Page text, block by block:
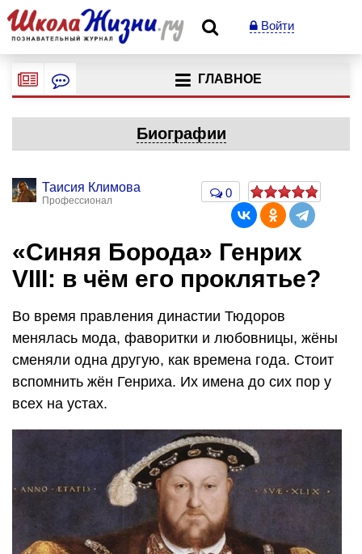
Войти
ГЛАВНОЕ
Биографии
Таисия Климова
Профессионал
0
«Синяя Борода» Генрих
VIII: в чём его проклятье?
Во время правления династии Тюдоров
менялась мода, фаворитки и любовницы, жёны
сменяли одна другую, как времена года. Стоит
вспомнить жён Генриха. Их имена до сих пор у
всех на устах.